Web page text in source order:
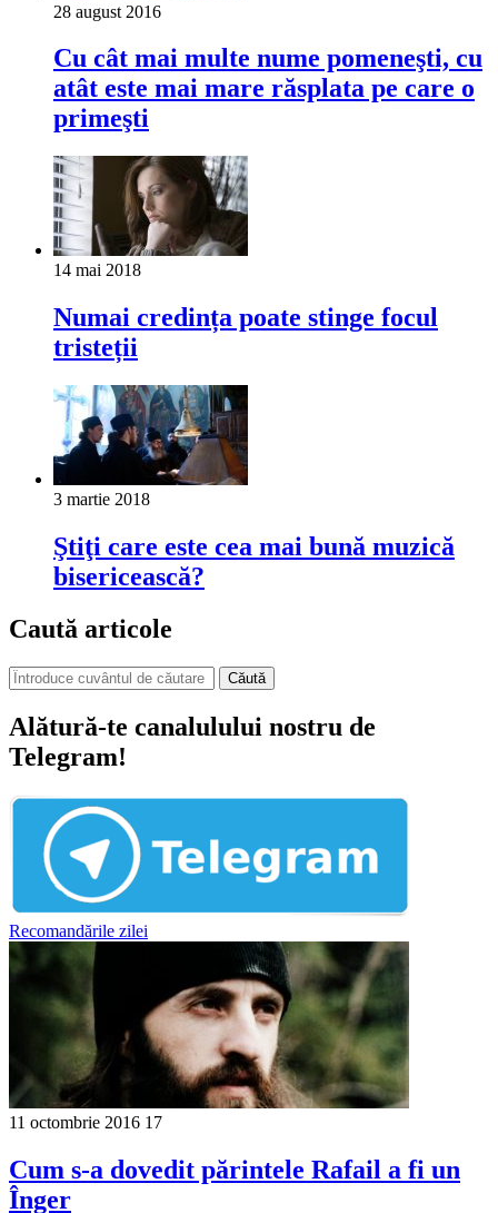
28 august 2016
Cu cât mai multe nume pomeneşti, cu
atât este mai mare răsplata pe care o
primeşti
14 mai 2018
Numai credința poate stinge focul
tristeții
3 martie 2018
Ştiţi care este cea mai bună muzică
bisericească?
Caută articole
Căută
Alătură-te canalulului nostru de
Telegram!
Recomandările zilei
11 octombrie 2016 17
Cum s-a dovedit părintele Rafail a fi un
Înger